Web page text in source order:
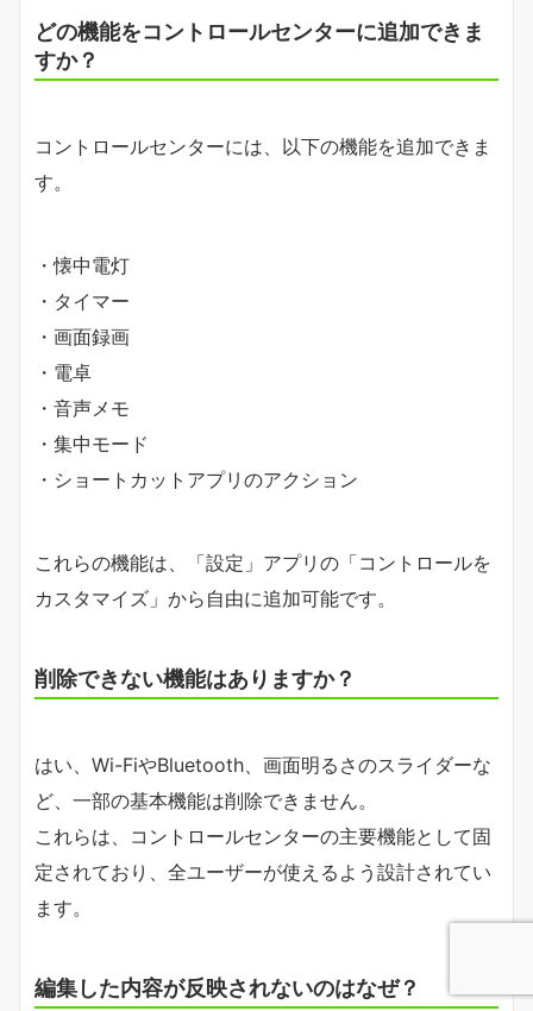
どの機能をコントロールセンターに追加できま
すか？
コントロールセンターには、以下の機能を追加できま
す。
・懐中電灯
・タイマー
・画面録画
・電卓
・音声メモ
・集中モード
・ショートカットアプリのアクション
これらの機能は、「設定」アプリの「コントロールを
カスタマイズ」から自由に追加可能です。
削除できない機能はありますか？
はい、Wi-FiやBluetooth、画面明るさのスライダーな
ど、一部の基本機能は削除できません。
これらは、コントロールセンターの主要機能として固
定されており、全ユーザーが使えるよう設計されてい
ます。
編集した内容が反映されないのはなぜ？